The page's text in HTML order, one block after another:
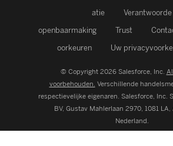
atie
Verantwoorde
openbaarmaking
Trust
oorkeuren
Uw
© Copyright 2026 Salesforce, Inc.
voorbehouden. Verschillende
respectievelijke eigenaren. Salesforce, Inc.
BV, Gustav Mahlerlaan 2970, 1081
Nederland.